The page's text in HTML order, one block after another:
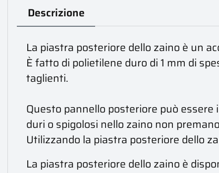
Descrizione
La piastra posteriore dello zaino è un
È fatto di polietilene duro di 1 mm di
taglienti.
Questo pannello posteriore può
duri o spigolosi nello zaino non
Utilizzando la piastra posteriore dello
La piastra posteriore dello zaino è